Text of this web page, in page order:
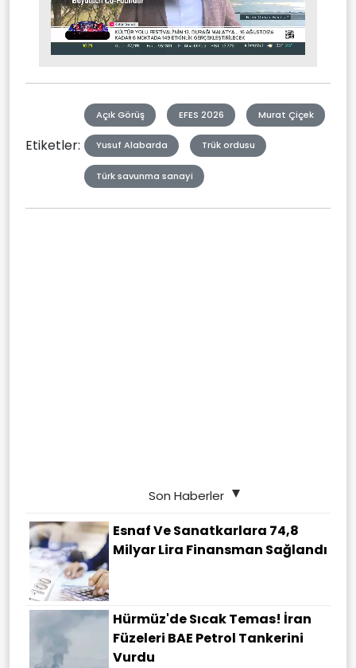
Mute Stream
Etiketler:
Açık Görüş EFES 2026 Murat Çiçek
Yusuf Alabarda Trük ordusu
Türk savunma sanayi
Son Haberler
Esnaf Ve Sanatkarlara 74,8
Milyar Lira Finansman Sağlandı
Hürmüz'de Sıcak Temas! İran
Füzeleri BAE Petrol Tankerini
Vurdu